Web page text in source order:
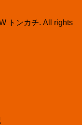
トンカチ. All rights